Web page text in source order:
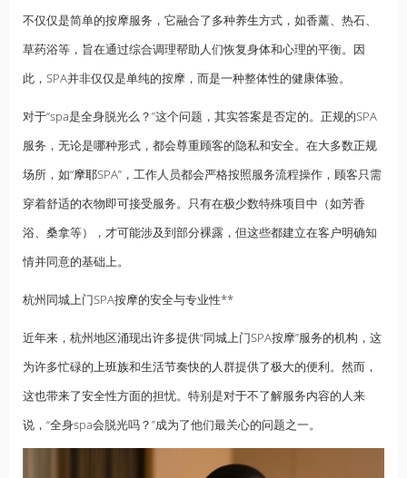
不仅仅是简单的按摩服务，它融合了多种养生方式，如香薰、热石、
草药浴等，旨在通过综合调理帮助人们恢复身体和心理的平衡。因
此，SPA并非仅仅是单纯的按摩，而是一种整体性的健康体验。
对于“spa是全身脱光么？”这个问题，其实答案是否定的。正规的SPA
服务，无论是哪种形式，都会尊重顾客的隐私和安全。在大多数正规
场所，如“摩耶SPA”，工作人员都会严格按照服务流程操作，顾客只需
穿着舒适的衣物即可接受服务。只有在极少数特殊项目中（如芳香
浴、桑拿等），才可能涉及到部分裸露，但这些都建立在客户明确知
情并同意的基础上。
杭州同城上门SPA按摩的安全与专业性**
近年来，杭州地区涌现出许多提供“同城上门SPA按摩”服务的机构，这
为许多忙碌的上班族和生活节奏快的人群提供了极大的便利。然而，
这也带来了安全性方面的担忧。特别是对于不了解服务内容的人来
说，“全身spa会脱光吗？”成为了他们最关心的问题之一。